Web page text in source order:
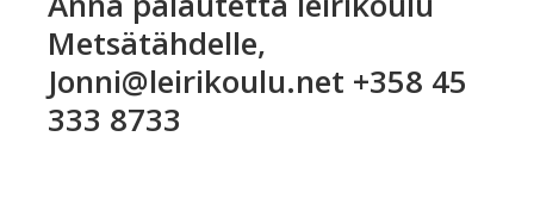
Metsätähdelle,
Jonni@leirikoulu.net +358 45
333 8733